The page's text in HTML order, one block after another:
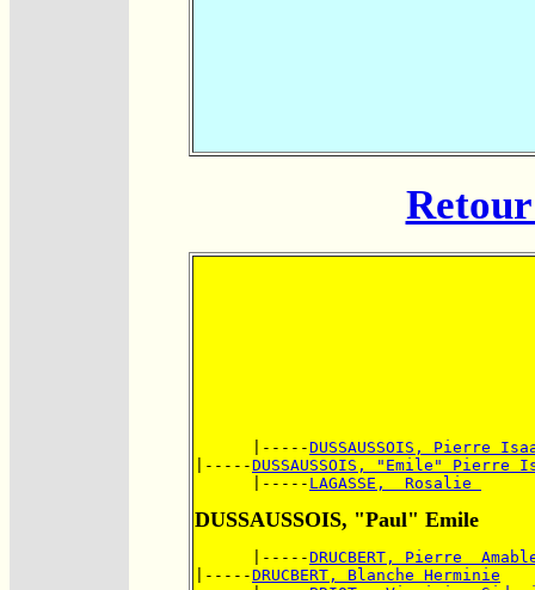
      |-----
DUSSAUSSOIS, Pierre
|-----DUSSAUSSOIS, "Emile" Pierre
      |-----
LAGASSE,  Rosalie
DUSSAUSSOIS, "Paul" Emile
      |-----
DRUCBERT, Pierre
|-----DRUCBERT, Blanche Herminie